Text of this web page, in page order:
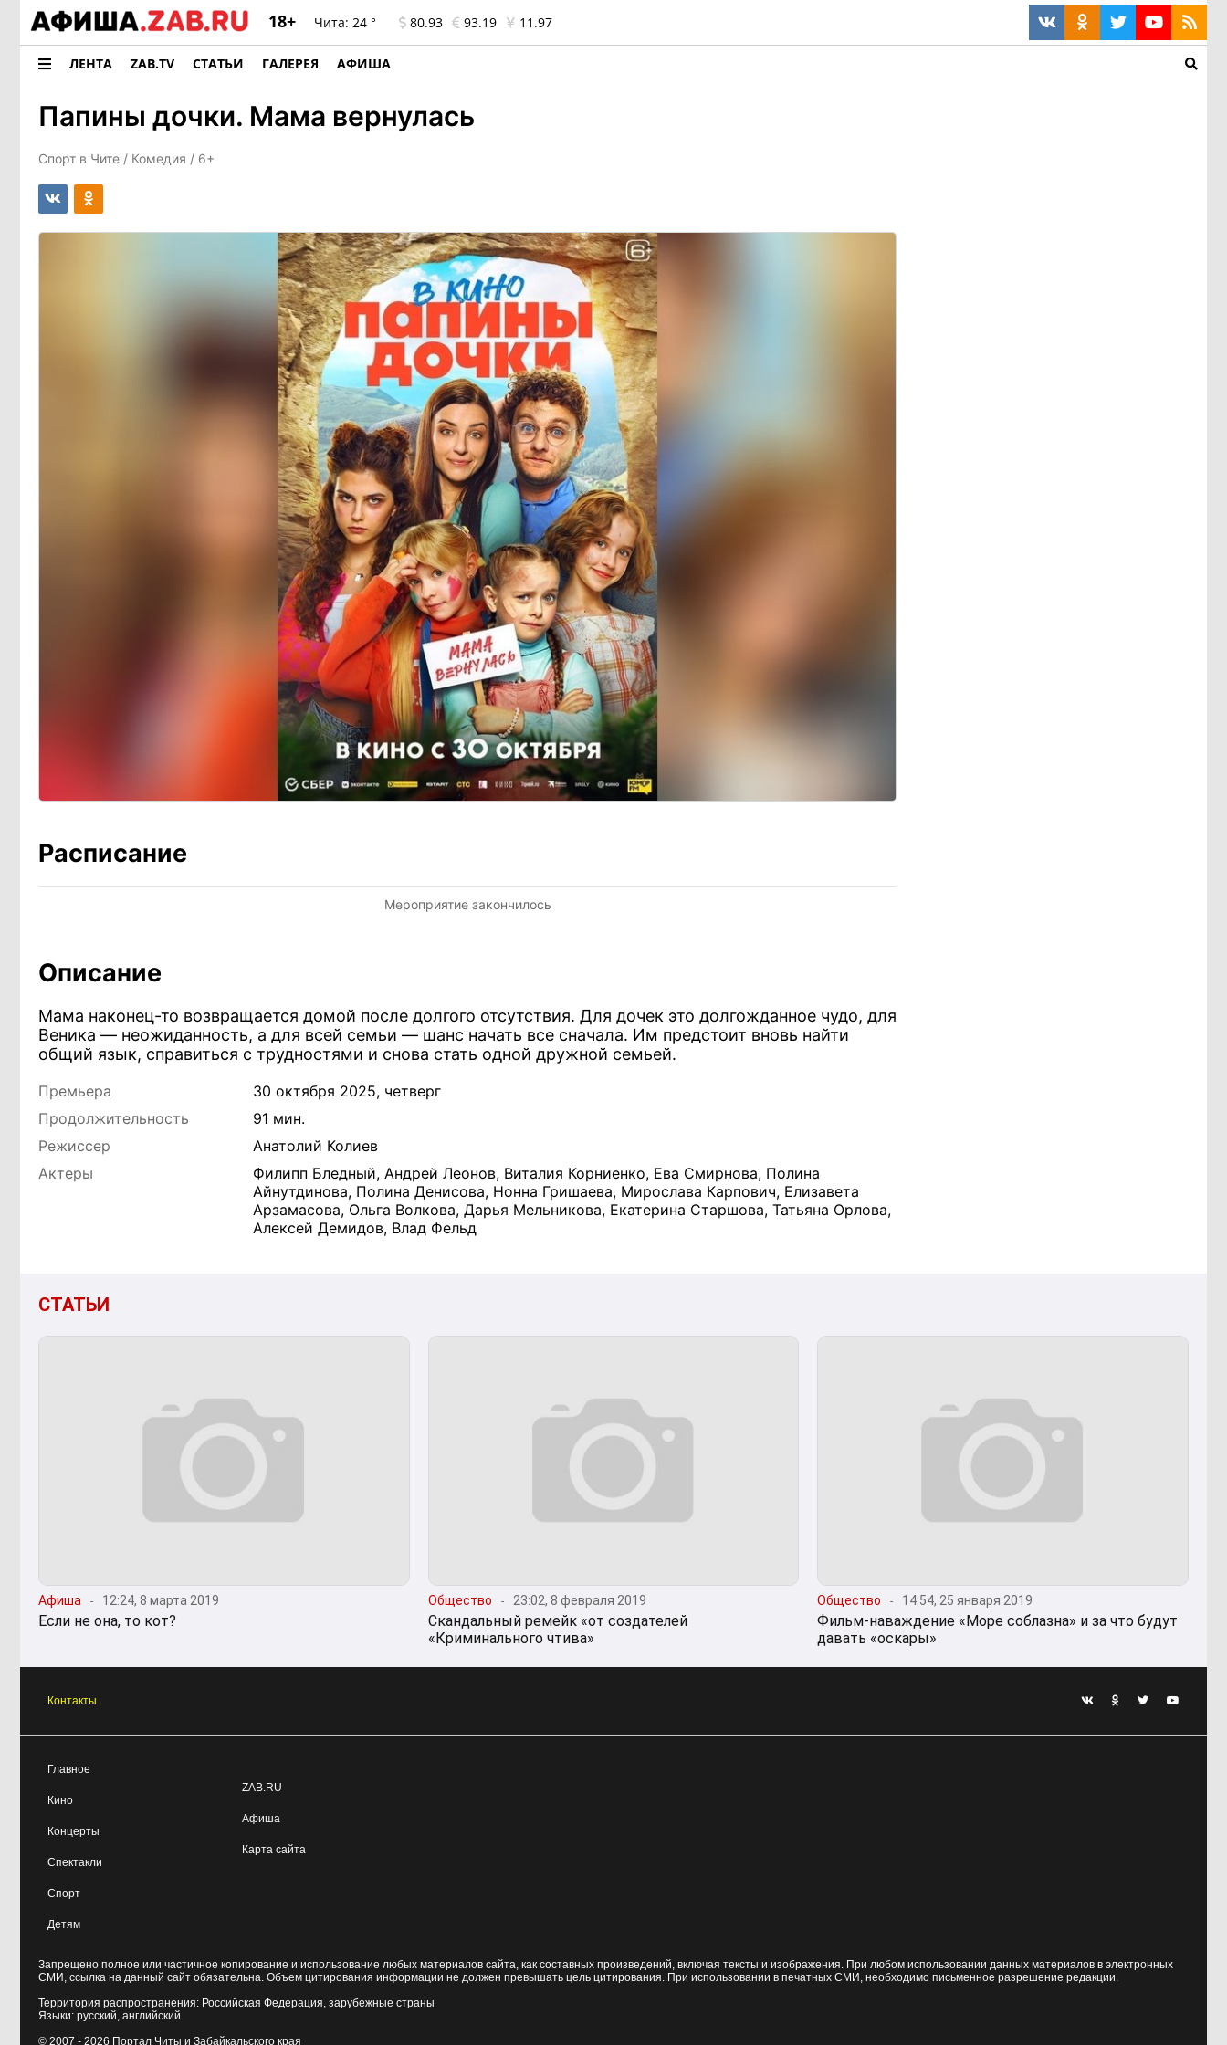
18+ Чита: 24 ° 80.93 93.19 11.97
ЛЕНТА ZAB.TV СТАТЬИ ГАЛЕРЕЯ АФИША
Папины дочки. Мама вернулась
Спорт в Чите / Комедия / 6+
Расписание
Мероприятие закончилось
Описание
Мама наконец-то возвращается домой после долгого отсутствия. Для дочек это долгожданное чудо, для
Веника — неожиданность, а для всей семьи — шанс начать все сначала. Им предстоит вновь найти
общий язык, справиться с трудностями и снова стать одной дружной семьей.
Премьера
30 октября 2025, четверг
Продолжительность
91 мин.
Режиссер
Анатолий Колиев
Актеры
Филипп Бледный, Андрей Леонов, Виталия Корниенко, Ева Смирнова, Полина
Айнутдинова, Полина Денисова, Нонна Гришаева, Мирослава Карпович, Елизавета
Арзамасова, Ольга Волкова, Дарья Мельникова, Екатерина Старшова, Татьяна Орлова,
Алексей Демидов, Влад Фельд
СТАТЬИ
Афиша 12:24, 8 марта 2019
Если не она, то кот?
Общество 23:02, 8 февраля 2019
Скандальный ремейк «от создателей
«Криминального чтива»
Общество 14:54, 25 января 2019
Фильм-наваждение «Море соблазна» и за что будут
давать «оскары»
Контакты
Главное
Кино
Концерты
Спектакли
Спорт
Детям
ZAB.RU
Афиша
Карта сайта
Запрещено полное или частичное копирование и использование любых материалов сайта, как составных произведений, включая тексты и изображения. При любом использовании данных материалов в электронных
СМИ, ссылка на данный сайт обязательна. Объем цитирования информации не должен превышать цель цитирования. При использовании в печатных СМИ, необходимо письменное разрешение редакции.
Территория распространения: Российская Федерация, зарубежные страны
Языки: русский, английский
© 2007 - 2026 Портал Читы и Забайкальского края